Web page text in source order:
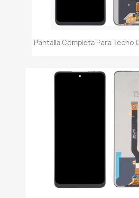
Pantalla Completa Para Tecno